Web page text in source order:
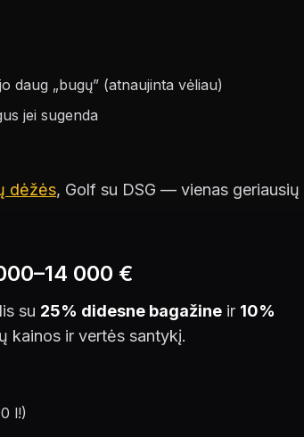
daug „bugų” (atnaujinta vėliau)
jei sugenda
dėžės, Golf su DSG — vienas geriausių
000 €
su 25% didesne bagažine ir 10%
kainos ir vertės santykį.
l!)